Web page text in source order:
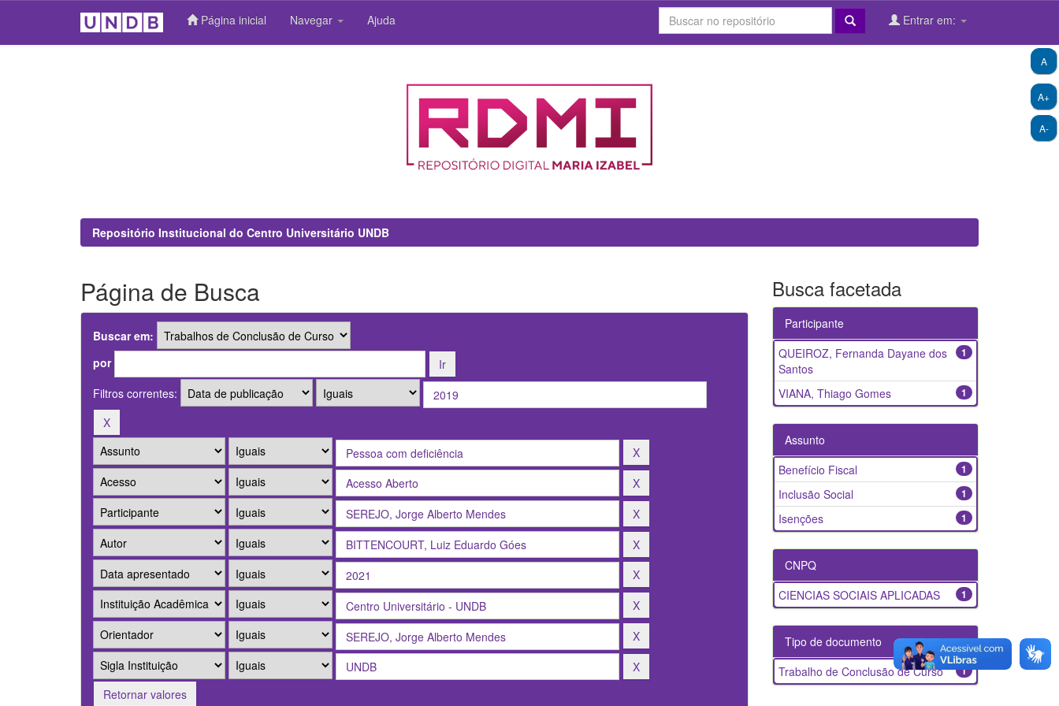
Página inicial Navegar Ajuda Entrar em:
A+
A-
A
Repositório Institucional do Centro Universitário UNDB
Página de Busca
Buscar em:
por
Filtros correntes:
Retornar valores
Busca facetada
Participante
1
QUEIROZ, Fernanda Dayane dos
Santos
1
VIANA, Thiago Gomes
Assunto
1
Benefício Fiscal
1
Inclusão Social
1
Isenções
CNPQ
1
CIENCIAS SOCIAIS APLICADAS
Tipo de documento
1
Trabalho de Conclusão de Curso